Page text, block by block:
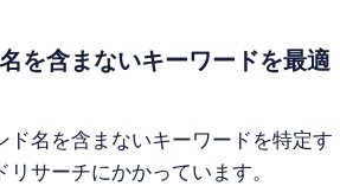
を含まないキーワードを最適
ド名を含まないキーワードを特定す
サーチにかかっています。